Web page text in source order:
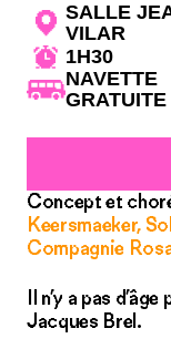
SALLE
VILAR
1H30
NAVETTE
GRATUITE
Concept et
Keersmaeker,
Compagnie
Il n’y a pas
Jacques Brel.